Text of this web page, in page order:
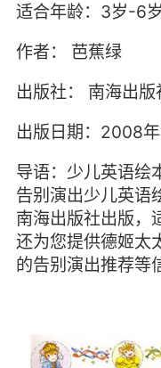
适合年龄：3岁-6岁
作者：
芭蕉绿
出版社：
南海出版
出版日期：2008
导语：少儿英语绘
告别演出少儿英语
南海出版社出版，
还为您提供德姬太
的告别演出推荐等